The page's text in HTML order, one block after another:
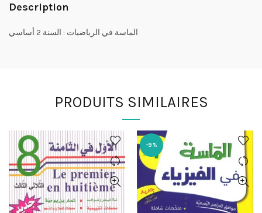
Description
الماسة في الرياضيات : السنة 2 أساسي
PRODUITS SIMILAIRES
-9%